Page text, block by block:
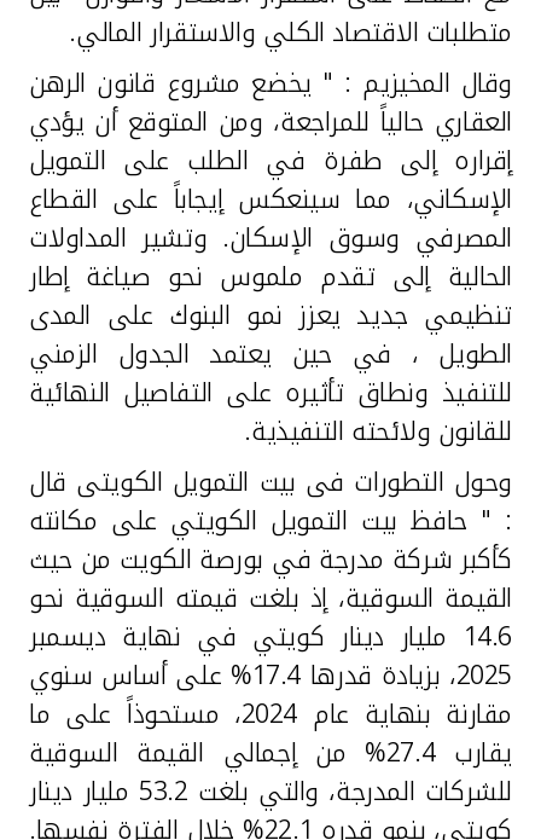
متطلبات الاقتصاد الكلي والاستقرار المالي.
وقال المخيزيم : " يخضع مشروع قانون الرهن
العقاري حالياً للمراجعة، ومن المتوقع أن يؤدي
إقراره إلى طفرة في الطلب على التمويل
الإسكاني، مما سينعكس إيجاباً على القطاع
المصرفي وسوق الإسكان. وتشير المداولات
الحالية إلى تقدم ملموس نحو صياغة إطار
تنظيمي جديد يعزز نمو البنوك على المدى
الطويل ، في حين يعتمد الجدول الزمني
للتنفيذ ونطاق تأثيره على التفاصيل النهائية
للقانون ولائحته التنفيذية.
وحول التطورات فى بيت التمويل الكويتى قال
: " حافظ بيت التمويل الكويتي على مكانته
كأكبر شركة مدرجة في بورصة الكويت من حيث
القيمة السوقية، إذ بلغت قيمته السوقية نحو
14.6 مليار دينار كويتي في نهاية ديسمبر
2025، بزيادة قدرها 17.4% على أساس سنوي
مقارنة بنهاية عام 2024، مستحوذاً على ما
يقارب 27.4% من إجمالي القيمة السوقية
للشركات المدرجة، والتي بلغت 53.2 مليار دينار
كويتي، بنمو قدره 22.1% خلال الفترة نفسها.